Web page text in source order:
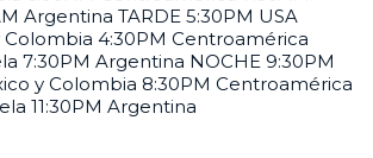
Argentina TARDE 5:30PM USA
4:30PM Centroamérica
7:30PM Argentina NOCHE 9:30PM
y Colombia 8:30PM Centroamérica
11:30PM Argentina